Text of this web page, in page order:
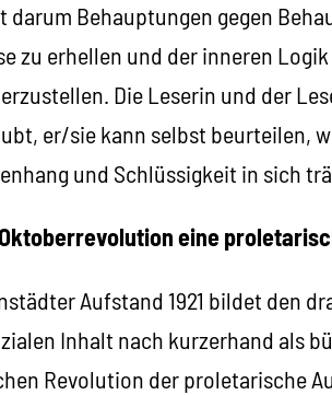
darum Behauptungen gegen
zu erhellen und der inneren
Die Leserin und der
er/sie kann selbst beurteilen,
und Schlüssigkeit in sich
eine
Aufstand 1921 bildet den
Inhalt nach kurzerhand als
Revolution der proletarische